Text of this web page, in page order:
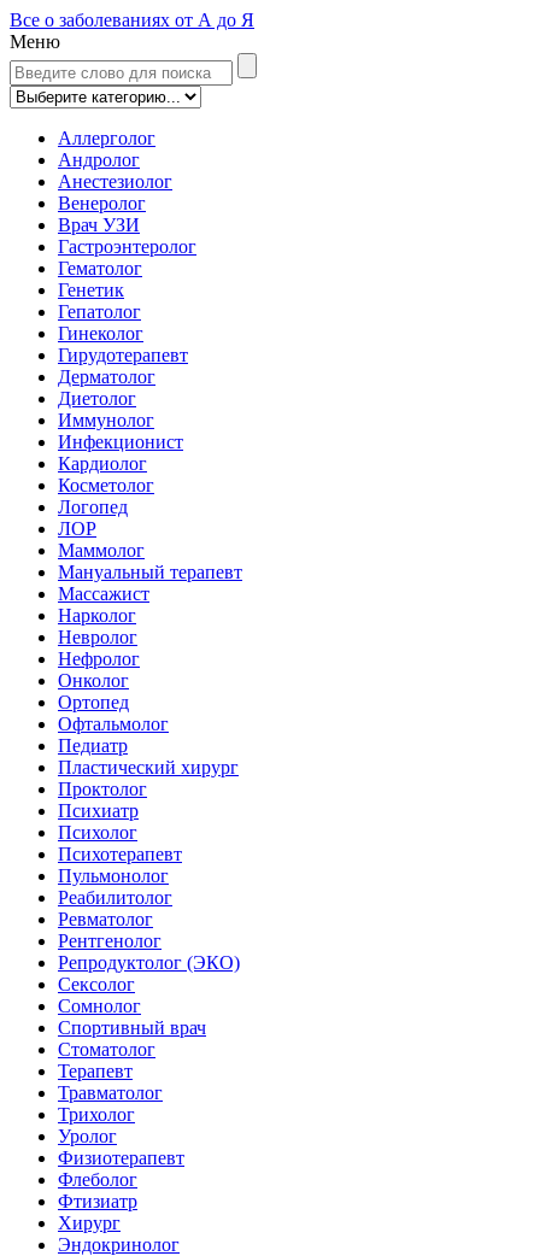
Все о заболеваниях от А до Я
Меню
Аллерголог
Андролог
Анестезиолог
Венеролог
Врач УЗИ
Гастроэнтеролог
Гематолог
Генетик
Гепатолог
Гинеколог
Гирудотерапевт
Дерматолог
Диетолог
Иммунолог
Инфекционист
Кардиолог
Косметолог
Логопед
ЛОР
Маммолог
Мануальный терапевт
Массажист
Нарколог
Невролог
Нефролог
Онколог
Ортопед
Офтальмолог
Педиатр
Пластический хирург
Проктолог
Психиатр
Психолог
Психотерапевт
Пульмонолог
Реабилитолог
Ревматолог
Рентгенолог
Репродуктолог (ЭКО)
Сексолог
Сомнолог
Спортивный врач
Стоматолог
Терапевт
Травматолог
Трихолог
Уролог
Физиотерапевт
Флеболог
Фтизиатр
Хирург
Эндокринолог